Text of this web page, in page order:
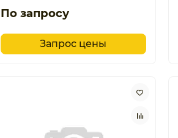
По запросу
Запрос цены